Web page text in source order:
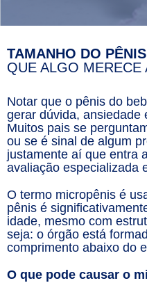
TAMANHO DO
QUE ALGO MERECE
Notar que o pênis do
gerar dúvida, ansiedade
Muitos pais se
ou se é sinal de algum
justamente aí que entra
avaliação especializada
O termo micropênis é
pênis é
idade, mesmo com
seja: o órgão está
comprimento abaixo do
O que pode causar o